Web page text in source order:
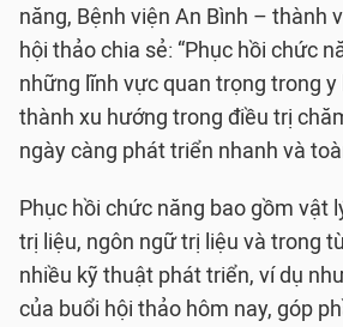
năng, Bệnh viện An Bình – thành
hội thảo chia sẻ: “Phục hồi chức
những lĩnh vực quan trọng trong
thành xu hướng trong điều trị
ngày càng phát triển nhanh và
Phục hồi chức năng bao gồm vật
trị liệu, ngôn ngữ trị liệu và trong
nhiều kỹ thuật phát triển, ví dụ
của buổi hội thảo hôm nay, góp